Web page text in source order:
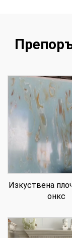
Изкуствена
онкс